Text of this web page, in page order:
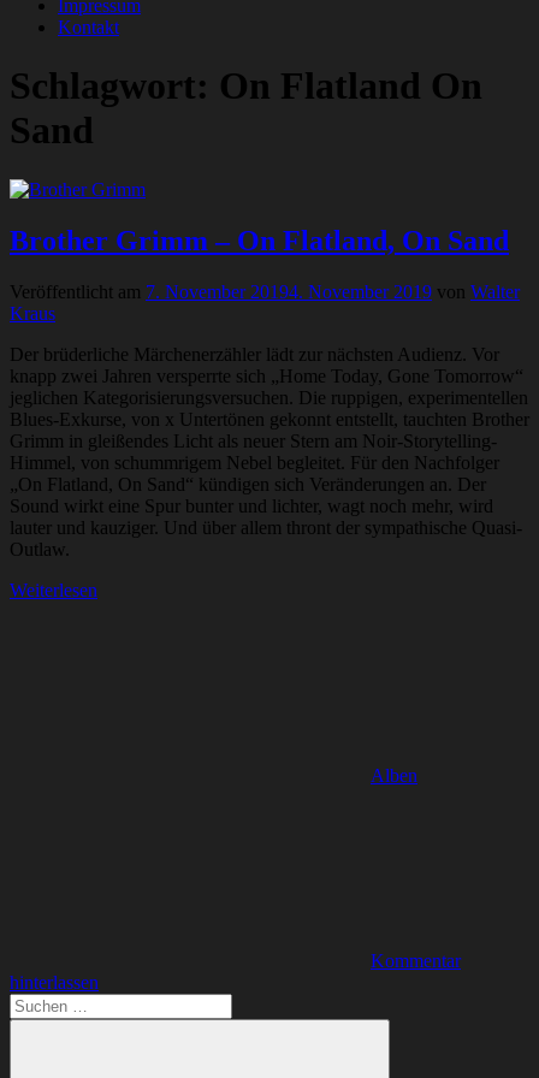
Impressum
Kontakt
Schlagwort: On Flatland On
Sand
Brother Grimm – On Flatland, On Sand
Veröffentlicht am 7. November 20194. November 2019 von Walter
Kraus
Der brüderliche Märchenerzähler lädt zur nächsten Audienz. Vor
knapp zwei Jahren versperrte sich „Home Today, Gone Tomorrow“
jeglichen Kategorisierungsversuchen. Die ruppigen, experimentellen
Blues-Exkurse, von x Untertönen gekonnt entstellt, tauchten Brother
Grimm in gleißendes Licht als neuer Stern am Noir-Storytelling-
Himmel, von schummrigem Nebel begleitet. Für den Nachfolger
„On Flatland, On Sand“ kündigen sich Veränderungen an. Der
Sound wirkt eine Spur bunter und lichter, wagt noch mehr, wird
lauter und kauziger. Und über allem thront der sympathische Quasi-
Outlaw.
Weiterlesen
Alben
Kommentar
hinterlassen
Suchen
nach: